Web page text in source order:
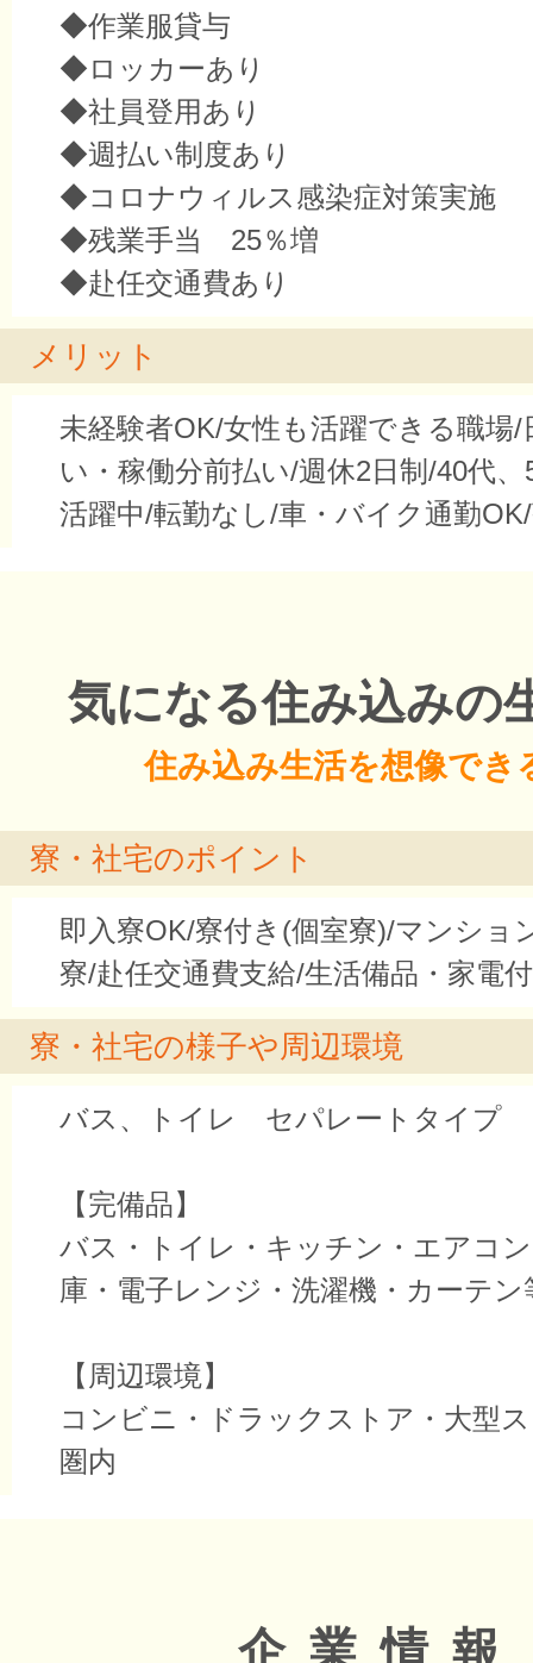
◆作業服貸与
◆ロッカーあり
◆社員登用あり
◆週払い制度あり
◆コロナウィルス感染症対策実施
◆残業手当 25％増
◆赴任交通費あり
メリット
未経験者OK/女性も活躍できる職場/
い・稼働分前払い/週休2日制/40代
活躍中/転勤なし/車・バイク通勤
気になる住み込みの
住み込み生活を想像でき
寮・社宅のポイント
即入寮OK/寮付き(個室寮)/マンショ
寮/赴任交通費支給/生活備品・家電
寮・社宅の様子や周辺環境
バス、トイレ セパレートタイプ
【完備品】
バス・トイレ・キッチン・エアコ
庫・電子レンジ・洗濯機・カーテン
【周辺環境】
コンビニ・ドラックストア・大型
圏内
企業情報